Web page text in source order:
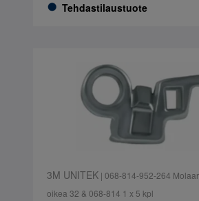
Tehdastilaustuote
3M UNITEK| 068-814-952-264
oikea 32 & 068-814 1 x 5 kpl